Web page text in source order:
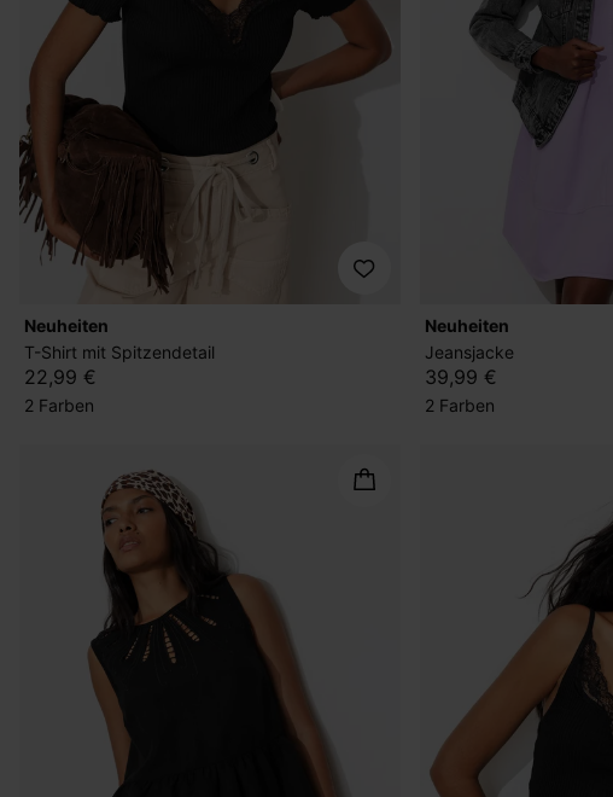
Neuheiten
T-Shirt mit Spitzendetail
22,99 €
2 Farben
Neuheiten
Jeansjacke
39,99 €
2 Farben